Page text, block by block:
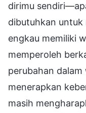
dirimu
dibutuhkan untuk
engkau memiliki
memperoleh
perubahan
menerapkan
masih